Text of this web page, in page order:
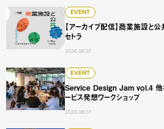
EVENT
【アーカイブ配信】商業施設と
セトラ
2026.08.07
【アーカイブ配信】商業施設と公
EVENT
Service Design Jam vol.4 他
ービス発想ワークショップ
2026.08.07
Service Design Jam vol.4 他社の